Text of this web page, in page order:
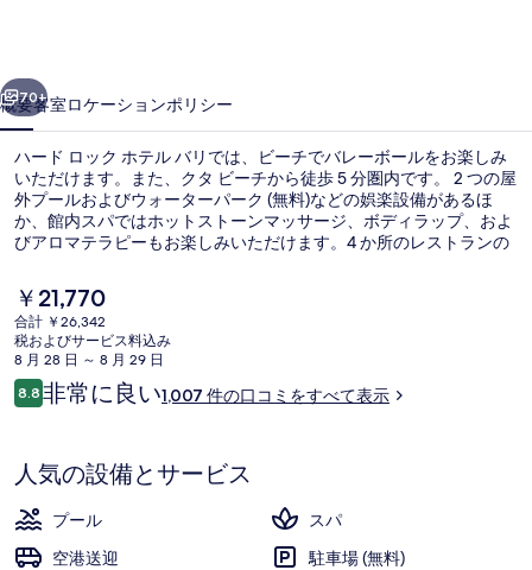
テ
ル
バ
リ
の
写
真
ギ
ャ
リ
ー
次へ
70+
概要客室ロケーションポリシー
ハード ロック ホテル バリでは、ビーチでバレーボールをお楽しみ
いただけます。また、クタ ビーチから徒歩 5 分圏内です。 2 つの屋
外プールおよびウォーターパーク (無料)などの娯楽設備があるほ
か、館内スパではホットストーンマッサージ、ボディラップ、およ
びアロマテラピーもお楽しみいただけます。4 か所のレストランの
ディナーにお召し上がりいただけます。この高級ホテルにはプール
サイドバー、フィットネスセンター、およびサウナも備わっていま
す。旅行者はプールや親切なスタッフを高く評価しています。
現
在
の
料
金
は
す
￥21,770
合計 ￥26,342
税およびサービス料込み
8 月 28 日 ～ 8 月 29 日
口
コ
8.810段階中8.8
非常に良い1,007 件の口コミをすべて表示
人気の設備とサービス
プール
スパ
空港送迎
駐車場 (無料)